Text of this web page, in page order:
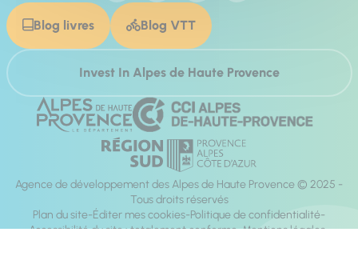
Blog livres Blog VTT
Invest In Alpes de Haute Provence
Agence de développement des Alpes de Haute Provence © 2025 -
Tous droits réservés
Plan du site Éditer mes cookies Politique de confidentialité
Accessibilité du site : totalement conforme Mentions légales